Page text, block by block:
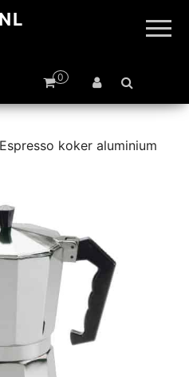
0
koker aluminium